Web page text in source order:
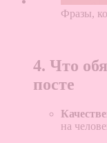
Фразы,
4. Что
посте
на